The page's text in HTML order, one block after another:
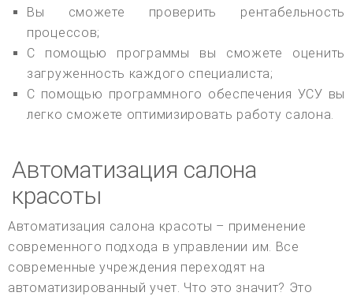
Вы сможете проверить рентабельность
процессов;
С помощью программы вы сможете оценить
загруженность каждого специалиста;
С помощью программного обеспечения УСУ вы
легко сможете оптимизировать работу салона.
Автоматизация салона
красоты
Автоматизация салона красоты – применение
современного подхода в управлении им. Все
современные учреждения переходят на
автоматизированный учет. Что это значит? Это